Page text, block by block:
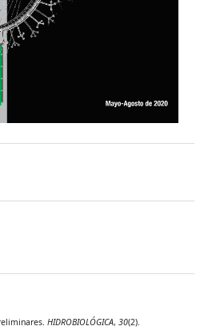
HIDROBIOLÓGICA,30(2).